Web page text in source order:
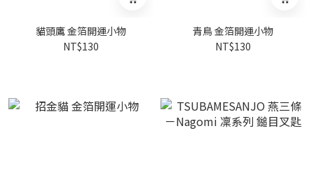
貓頭鷹 金箔開運小物
NT$130
青鳥 金箔開運小物
NT$130